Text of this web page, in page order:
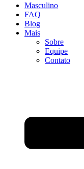
Masculino
FAQ
Blog
Mais
Sobre
Equipe
Contato